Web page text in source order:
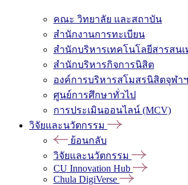
คณะ วิทยาลัย และสถาบัน
สำนักงานการทะเบียน
สำนักบริหารเทคโนโลยีสารสนเ
สำนักบริหารกิจการนิสิต
องค์การบริหารสโมสรนิสิตจุฬา
ศูนย์การศึกษาทั่วไป
การประเมินออนไลน์ (MCV)
วิจัยและนวัตกรรม
ย้อนกลับ
วิจัยและนวัตกรรม
CU Innovation Hub
Chula DigiVerse